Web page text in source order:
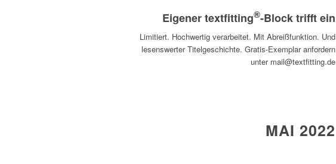
Eigener textfitting®-Block trifft ein
Limitiert. Hochwertig verarbeitet. Mit Abreißfunktion. Und
lesenswerter Titelgeschichte. Gratis-Exemplar anfordern
unter mail@textfitting.de
MAI 2022